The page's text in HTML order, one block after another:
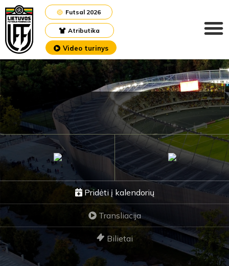
Atributika
Futsal 2026
Video turinys
Pridėti į kalendorių
Transliacija
Bilietai